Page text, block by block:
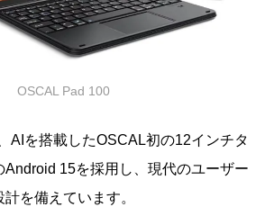
OSCAL Pad 100
AIを搭載したOSCAL初の12インチタ
Android 15を採用し、現代のユーザー
を備えています。